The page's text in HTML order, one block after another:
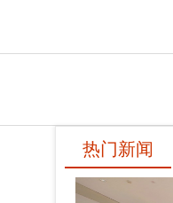
热门新闻